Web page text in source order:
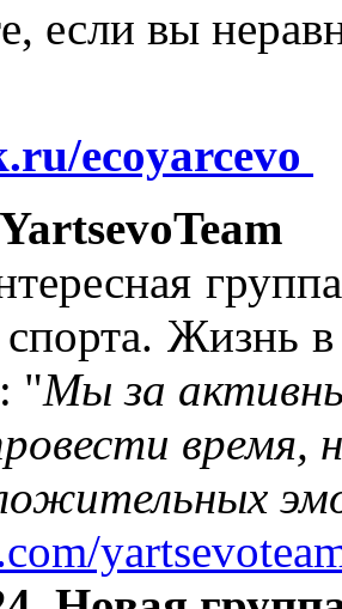
если вы
ecoyarcevo
Жизнь
"Мы за
время,